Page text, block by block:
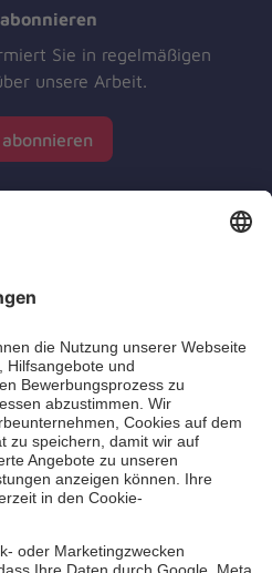
Sie in regelmäßigen
unsere Arbeit.
Unfall-Hilfe e.V.
das Spendenzertifikat
Spendenrats e.V.